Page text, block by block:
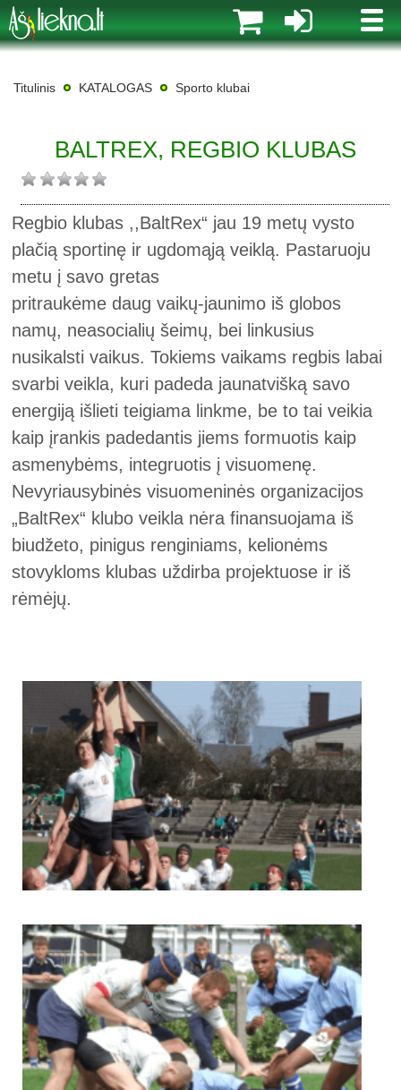
MENIU
Titulinis KATALOGAS Sporto klubai
BALTREX, REGBIO KLUBAS
Regbio klubas ,,BaltRex“ jau 19 metų vysto
plačią sportinę ir ugdomąją veiklą. Pastaruoju
metu į savo gretas
pritraukėme daug vaikų-jaunimo iš globos
namų, neasocialių šeimų, bei linkusius
nusikalsti vaikus. Tokiems vaikams regbis labai
svarbi veikla, kuri padeda jaunatvišką savo
energiją išlieti teigiama linkme, be to tai veikia
kaip įrankis padedantis jiems formuotis kaip
asmenybėms, integruotis į visuomenę.
Nevyriausybinės visuomeninės organizacijos
„BaltRex“ klubo veikla nėra finansuojama iš
biudžeto, pinigus renginiams, kelionėms
stovykloms klubas uždirba projektuose ir iš
rėmėjų.